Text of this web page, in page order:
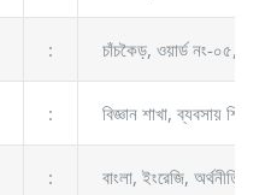
: চাঁচকৈড়, ওয়ার্ড নং-০৫,
: বিজ্ঞান শাখা, ব্যবসায় শিৰা
: বাংলা, ইংরেজি, অর্থনীতি,